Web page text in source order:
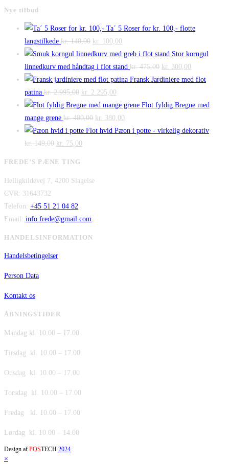
Nye tilbud
Ta´ 5 Roser for kr. 100,- flotte
langstilkede kr.140,00 Den
oprindelige
pris
var:
kr. 140,00.
kr. 100,00
aktuelle
pris
er:
Stor korngul
linnedkurv med håndtag i flot stand kr.475,00 Den
oprindelige
var:
kr. 300,00
aktuelle
er:
Fransk Jardiniere med flot
patina kr.2.995,00 Den
oprindelige
pris
var:
kr. 2.995,00.
kr. 2.295,00
aktuelle
pris
er:
Flot fyldig Bregne med
mange grene kr.480,00 Den
oprindelige
kr. 380,00
aktuelle
Flot hvid Pæon i potte - virkelig dekorativ
kr.149,00 Den
var:
kr. 75,00
er:
FREDE’S PÆNE TING
Helligkildevej 7, 4200 Slagelse
CVR: 31643732
Telefon: +45 51 21 04 82
Email: info.frede@gmail.com
HANDELSINFORMATION
Handelsbetingelser
Person Data
Kontakt os
ÅBNINGSTIDER
Mandag kl. 10.00 – 17.00
Tirsdag kl. 10.00 – 17.00
Onsdag kl. 10.00 – 17.00
Torsdag kl. 10.00 – 17.00
Fredag kl. 10.00 – 17.00
Lørdag kl. 10.00 – 14.00
Design af POSTECH 2024
×